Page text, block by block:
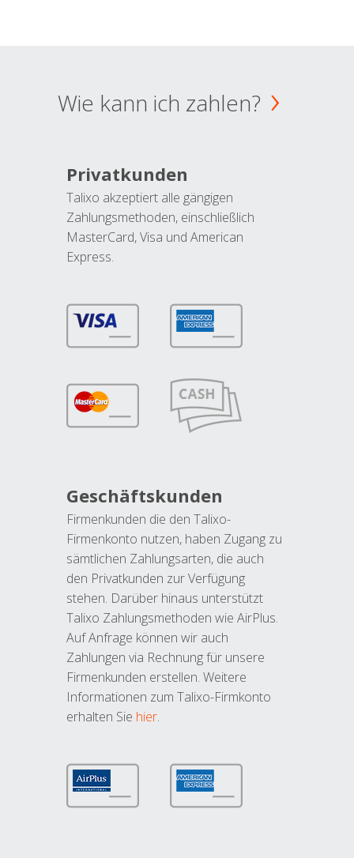
Wie kann ich zahlen?
Privatkunden
Talixo akzeptiert alle gängigen
Zahlungsmethoden, einschließlich
MasterCard, Visa und American
Express.
Geschäftskunden
Firmenkunden die den Talixo-
Firmenkonto nutzen, haben Zugang zu
sämtlichen Zahlungsarten, die auch
den Privatkunden zur Verfügung
stehen. Darüber hinaus unterstützt
Talixo Zahlungsmethoden wie AirPlus.
Auf Anfrage können wir auch
Zahlungen via Rechnung für unsere
Firmenkunden erstellen. Weitere
Informationen zum Talixo-Firmkonto
erhalten Sie hier.